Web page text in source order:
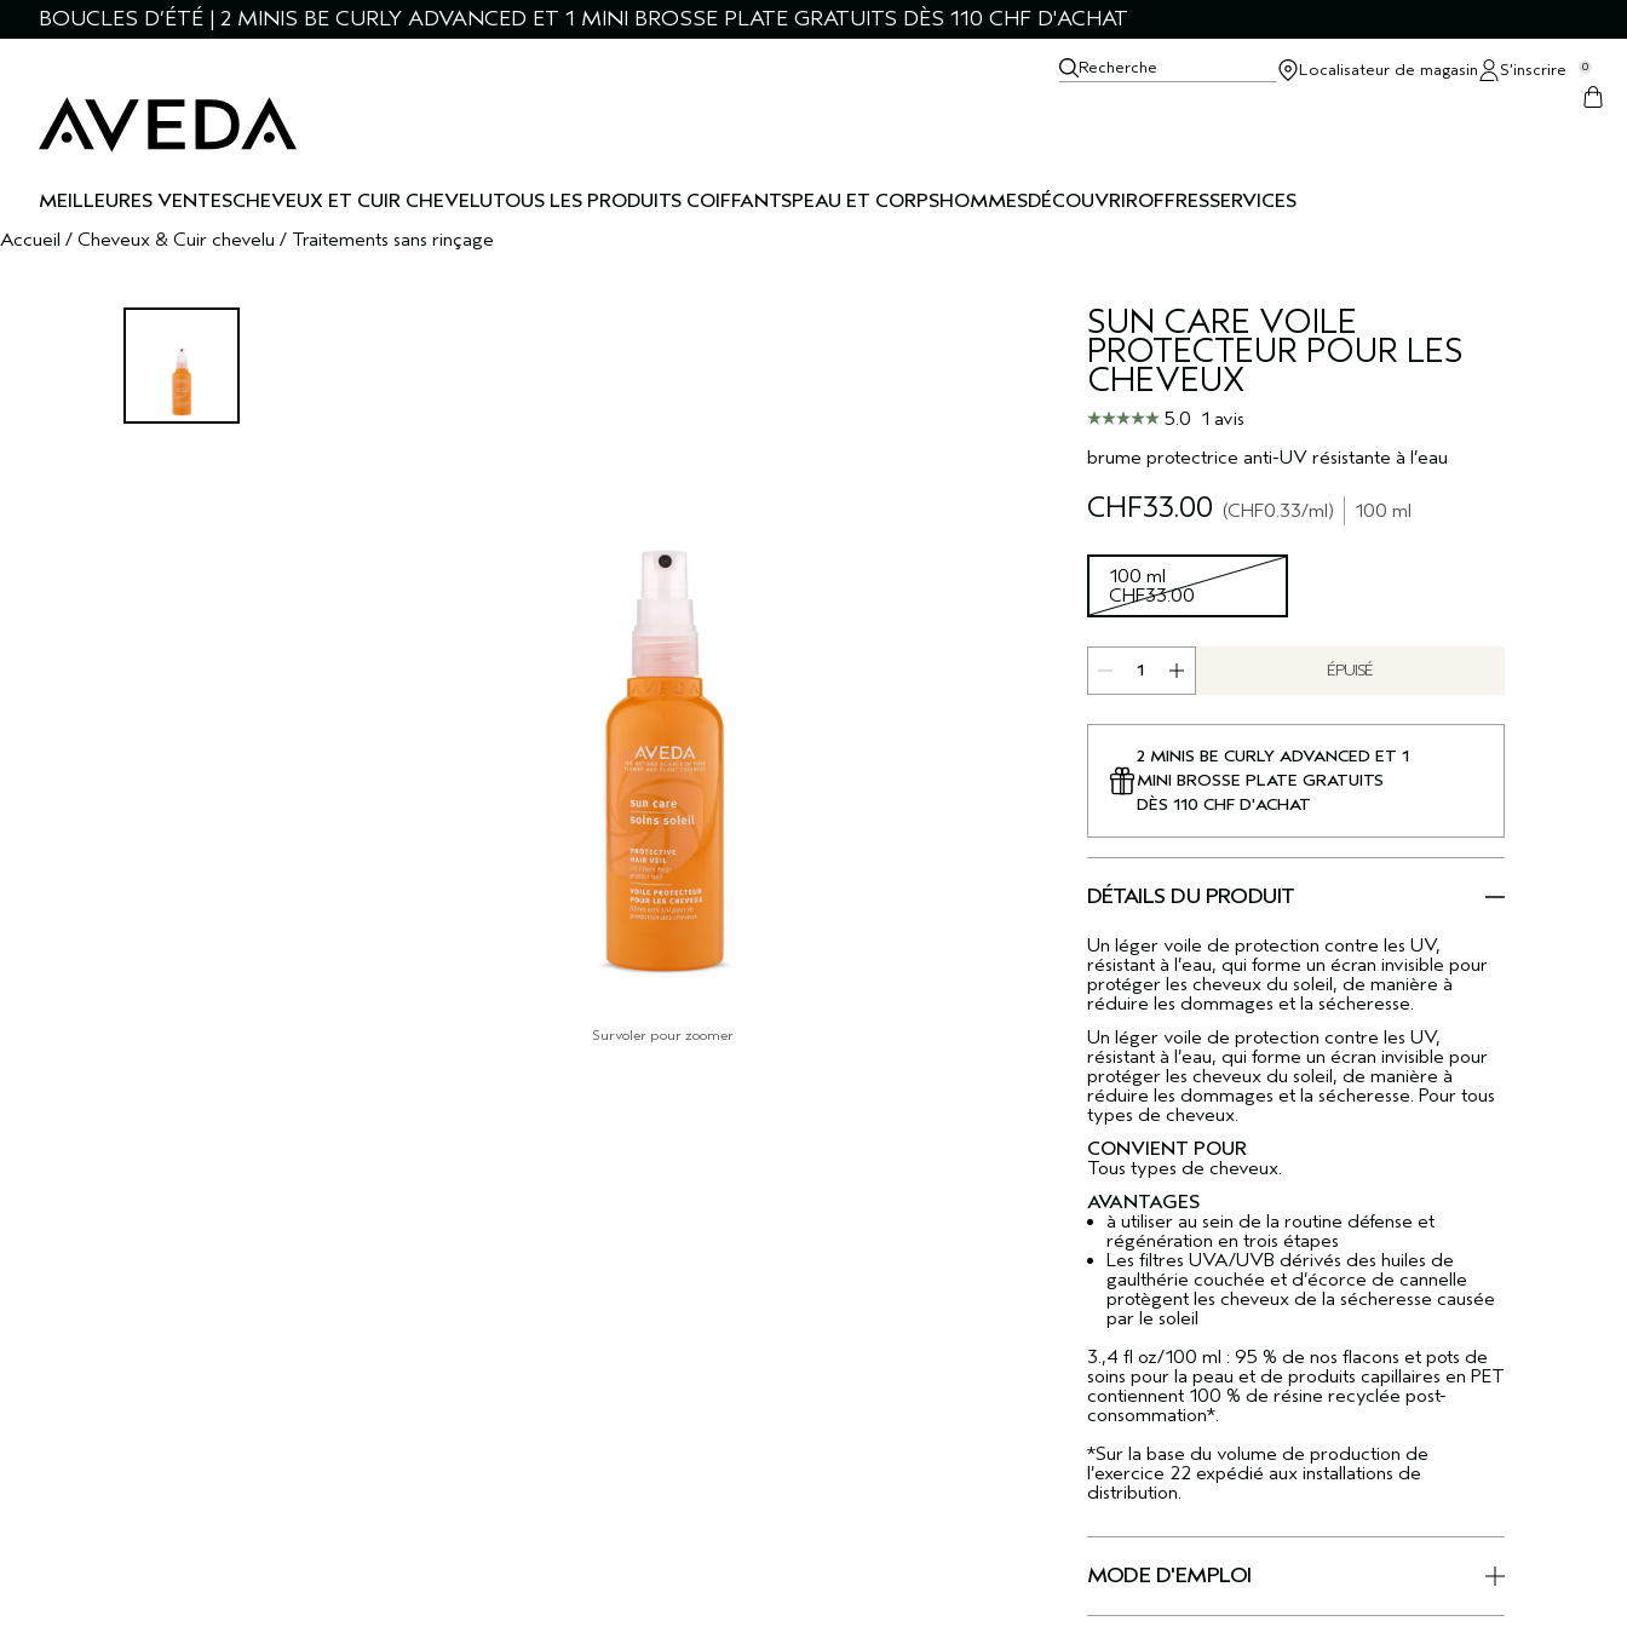
BOUCLES D’ÉTÉ | 2 MINIS BE CURLY ADVANCED ET 1 MINI BROSSE PLATE GRATUITS DÈS 110 CHF D'ACHAT
Recherche Localisateur de magasin S’inscrire 0
MEILLEURES VENTESCHEVEUX ET CUIR CHEVELUTOUS LES PRODUITS COIFFANTSPEAU ET CORPSHOMMESDÉCOUVRIROFFRESSERVICES
Accueil / Cheveux & Cuir chevelu / Traitements sans rinçage
SUN CARE VOILE
PROTECTEUR POUR LES
CHEVEUX
5.0 1 avis
brume protectrice anti-UV résistante à l’eau
Survoler pour zoomer
CHF33.00 CHF0.33/ml 100 ml
100 ml
CHF33.00
ÉPUISÉ
2 MINIS BE CURLY ADVANCED ET 1
MINI BROSSE PLATE GRATUITS
DÈS 110 CHF D'ACHAT
DÉTAILS DU PRODUIT
Un léger voile de protection contre les UV,
résistant à l’eau, qui forme un écran invisible pour
protéger les cheveux du soleil, de manière à
réduire les dommages et la sécheresse.
Un léger voile de protection contre les UV,
résistant à l’eau, qui forme un écran invisible pour
protéger les cheveux du soleil, de manière à
réduire les dommages et la sécheresse. Pour tous
types de cheveux.
CONVIENT POUR
Tous types de cheveux.
AVANTAGES
à utiliser au sein de la routine défense et
régénération en trois étapes
Les filtres UVA/UVB dérivés des huiles de
gaulthérie couchée et d’écorce de cannelle
protègent les cheveux de la sécheresse causée
par le soleil
3.,4 fl oz/100 ml : 95 % de nos flacons et pots de
soins pour la peau et de produits capillaires en PET
contiennent 100 % de résine recyclée post-
consommation*.
*Sur la base du volume de production de
l’exercice 22 expédié aux installations de
distribution.
MODE D'EMPLOI